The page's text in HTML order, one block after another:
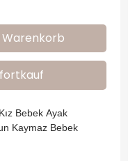
Warenkorb
Bebek Ayak
Kaymaz Bebek